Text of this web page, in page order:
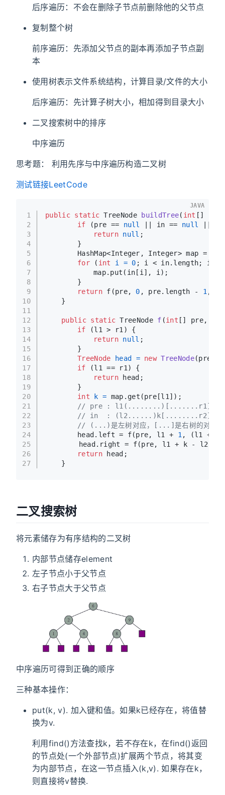
后序遍历：不会在删除子节点前删除他的父节点
复制整个树
前序遍历：先添加父节点的副本再添加子节点副
本
使用树表示文件系统结构，计算目录/文件的大小
后序遍历：先计算子树大小，相加得到目录大小
二叉搜索树中的排序
中序遍历
思考题： 利用先序与中序遍历构造二叉树
测试链接LeetCode
1
2
3
4
5
6
7
8
9
10
11
12
13
14
15
16
17
18
19
20
21
22
23
24
25
26
27
public static TreeNode buildTree( int []
if (pre == null || in == null
return null ;
		}
		HashMap<Integer, Integer> map =
for ( int i = 0 ; i < in.length;
			map.put(in[i], i);
		}
return f(pre, 0 , pre.length - 1,
	}
public static TreeNode f (int [] pre,
if (l1 > r1) {
return null ;
		}
TreeNode
head = new TreeNode
if (l1 == r1) {
return head;
		}
int
k = map.get(pre[l1]);
// pre : l1(........)[.......r1]
// in  : (l2......)k[........r2]
// (...)是左树对应，[...]是右树的对应
		head.left = f(pre, l1 +
1, (l1 +
        head.right = f(pre, l1 + k - l2 +
return head;
	}
JAVA
二叉搜索树
将元素储存为有序结构的二叉树
内部节点储存element
左子节点小于父节点
右子节点大于父节点
中序遍历可得到正确的顺序
三种基本操作：
put(k, v). 加入键和值。如果k已经存在，将值替
换为v.
利用find()方法查找k，若不存在k，在find()返回
的节点处(一个外部节点)扩展两个节点，将其变
为内部节点，在这一节点插入(k,v). 如果存在k，
则直接将v替换.